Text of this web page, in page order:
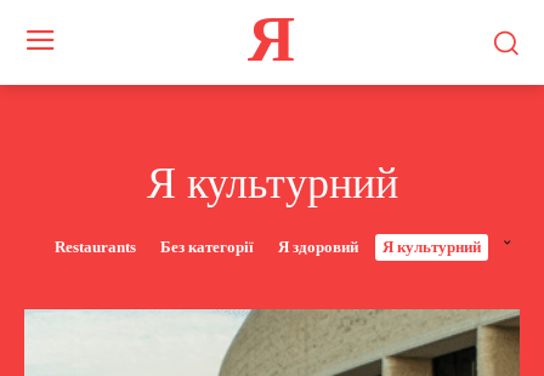
Я
Я культурний
Restaurants Без категорії Я здоровий Я культурний